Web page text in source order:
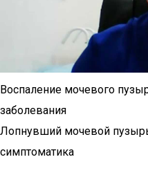
Воспаление мочевого
заболевания
Лопнувший мочевой
симптоматика